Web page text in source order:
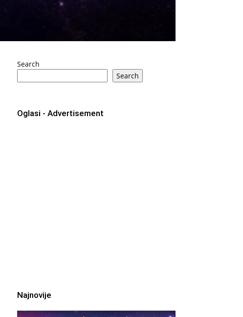
Search
Search
Oglasi - Advertisement
Najnovije